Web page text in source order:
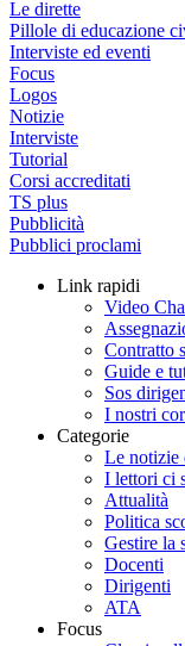
Le dirette
Pillole di educazione
Interviste ed eventi
Focus
Logos
Notizie
Interviste
Tutorial
Corsi accreditati
TS plus
Pubblicità
Pubblici proclami
Link rapidi
Video
Contratto
Guide e
Sos
I nostri
Categorie
Le notizie
I lettori ci
Attualità
Politica
Gestire la
Docenti
Dirigenti
ATA
Focus